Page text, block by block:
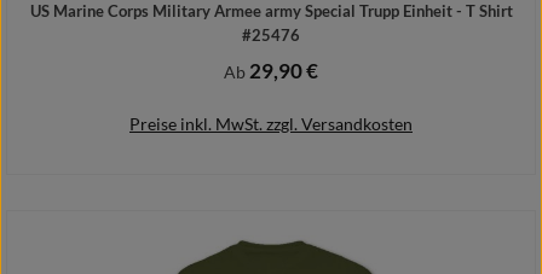
US Marine Corps Military Armee army Special Trupp Einheit - T Shirt
#25476
Regulärer Preis:
Ab29,90 €
Preise inkl. MwSt. zzgl. Versandkosten
Details